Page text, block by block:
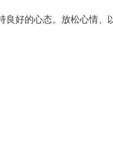
好的心态。放松心情